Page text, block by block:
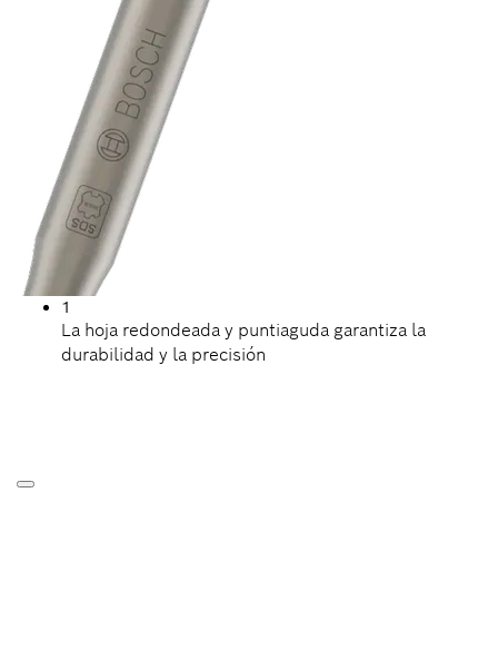
1
La hoja redondeada y puntiaguda garantiza la
durabilidad y la precisión